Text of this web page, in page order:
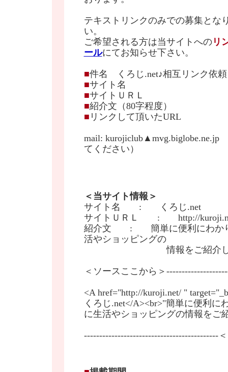
テキストリンクのみでの募集とな
い。
ご希望される方は当サイトへのリ
ールにてお知らせ下さい。
■件名 くろじ.net♪相互リンク依頼
■サイト名
■サイトＵＲＬ
■紹介文（80字程度）
■ リンクして頂いたURL
mail:
てください）
＜当サイト情報＞
サイト名 : くろじ.net
サイトＵＲＬ : http://
紹介文 : 簡単に便利にわかり
活やショッピングの
情報をご紹介し
＜ソースここから＞
<A href="http://kuroji.net/ "
くろじ.net</A><br>"簡単に便利に
に生活やショッピングの情報をご
--------------------------------------------